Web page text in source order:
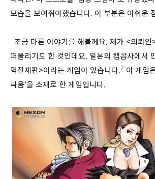
모습을 보여줘야했습니다. 이 부분은 아쉬운
조금 다른 이야기를 해볼께요. 제가 <의뢰인
떠올리기도 한 것인데요. 일본의 캡콤사에서
역전재판>이라는 게임이 있습니다.2 이 게임
싸움'을 소재로 한 게임입니다.